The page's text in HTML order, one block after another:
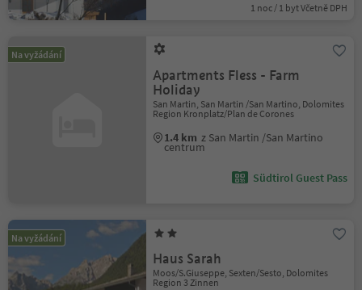
1 noc / 1 byt Včetně DPH
Na vyžádání
Apartments Fless - Farm
Holiday
San Martin, San Martin /San Martino, Dolomites
Region Kronplatz/Plan de Corones
1.4 km z San Martin /San Martino
centrum
Südtirol Guest Pass
Na vyžádání
Haus Sarah
Moos/S.Giuseppe, Sexten/Sesto, Dolomites
Region 3 Zinnen